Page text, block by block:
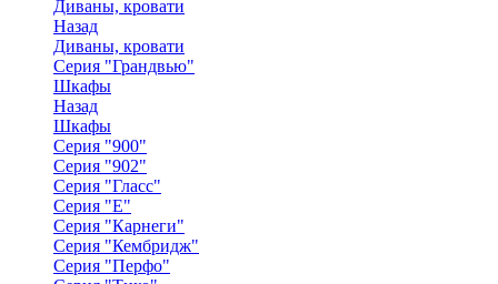
Диваны, кровати
Назад
Диваны, кровати
Серия "Грандвью"
Шкафы
Назад
Шкафы
Серия "900"
Серия "902"
Серия "Гласс"
Серия "Е"
Серия "Карнеги"
Серия "Кембридж"
Серия "Перфо"